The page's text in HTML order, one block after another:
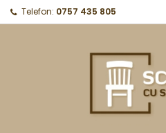
Telefon: 0757 435 805